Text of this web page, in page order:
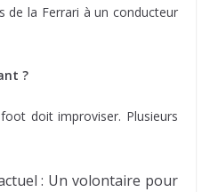
de la Ferrari à un conducteur
?
doit improviser. Plusieurs
: Un volontaire pour